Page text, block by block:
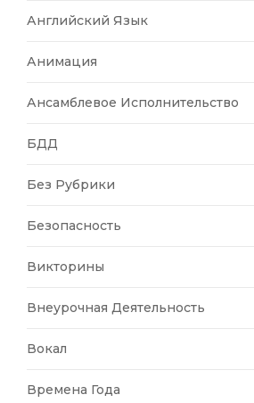
Английский Язык
Анимация
Ансамблевое Исполнительство
БДД
Без Рубрики
Безопасность
Викторины
Внеурочная Деятельность
Вокал
Времена Года